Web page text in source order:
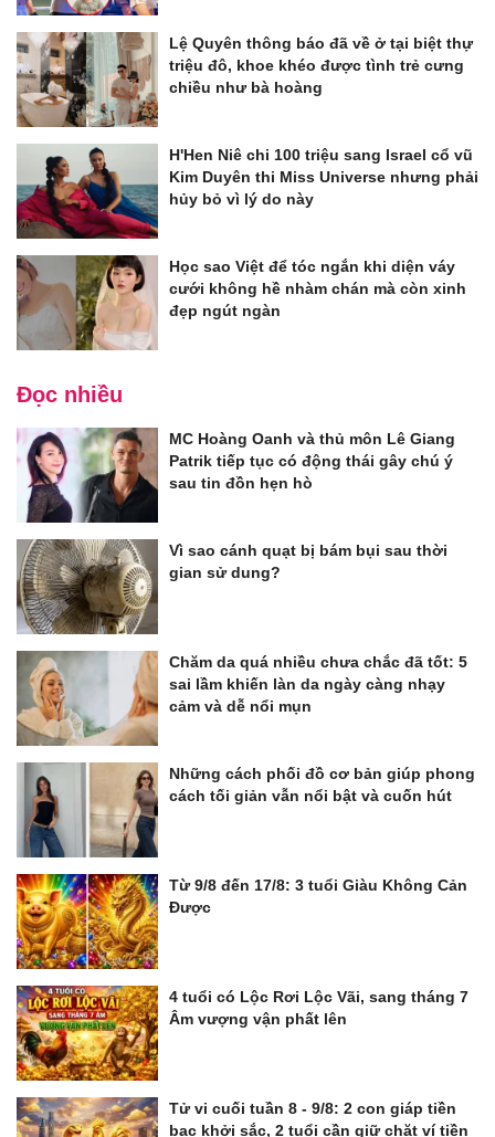
Lệ Quyên thông báo đã về ở tại biệt thự
triệu đô, khoe khéo được tình trẻ cưng
chiều như bà hoàng
H'Hen Niê chi 100 triệu sang Israel cổ vũ
Kim Duyên thi Miss Universe nhưng phải
hủy bỏ vì lý do này
Học sao Việt để tóc ngắn khi diện váy
cưới không hề nhàm chán mà còn xinh
đẹp ngút ngàn
Đọc nhiều
MC Hoàng Oanh và thủ môn Lê Giang
Patrik tiếp tục có động thái gây chú ý
sau tin đồn hẹn hò
Vì sao cánh quạt bị bám bụi sau thời
gian sử dung?
Chăm da quá nhiều chưa chắc đã tốt: 5
sai lầm khiến làn da ngày càng nhạy
cảm và dễ nổi mụn
Những cách phối đồ cơ bản giúp phong
cách tối giản vẫn nổi bật và cuốn hút
Từ 9/8 đến 17/8: 3 tuổi Giàu Không Cản
Được
4 tuổi có Lộc Rơi Lộc Vãi, sang tháng 7
Âm vượng vận phất lên
Tử vi cuối tuần 8 - 9/8: 2 con giáp tiền
bạc khởi sắc, 2 tuổi cần giữ chặt ví tiền